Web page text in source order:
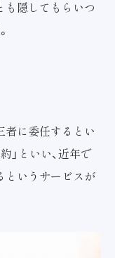
も隠してもらいつ
者に委任するとい
」といい、近年で
というサービスが